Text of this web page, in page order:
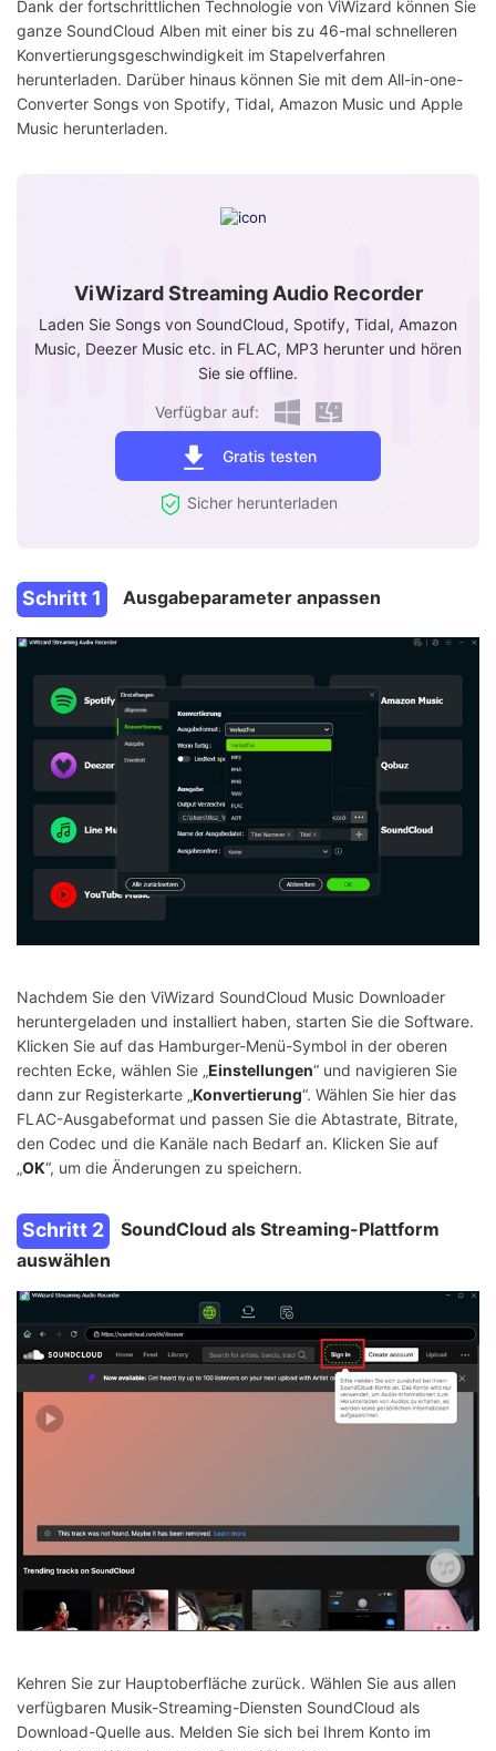
Dank der fortschrittlichen Technologie von ViWizard können Sie
ganze SoundCloud Alben mit einer bis zu 46-mal schnelleren
Konvertierungsgeschwindigkeit im Stapelverfahren
herunterladen. Darüber hinaus können Sie mit dem All-in-one-
Converter Songs von Spotify, Tidal, Amazon Music und Apple
Music herunterladen.
ViWizard Streaming Audio Recorder
Laden Sie Songs von SoundCloud, Spotify, Tidal, Amazon
Music, Deezer Music etc. in FLAC, MP3 herunter und hören
Sie sie offline.
Verfügbar auf:
Gratis testen
Sicher herunterladen
Schritt 1 Ausgabeparameter anpassen
Nachdem Sie den ViWizard SoundCloud Music Downloader
heruntergeladen und installiert haben, starten Sie die Software.
Klicken Sie auf das Hamburger-Menü-Symbol in der oberen
rechten Ecke, wählen Sie „Einstellungen“ und navigieren Sie
dann zur Registerkarte „Konvertierung“. Wählen Sie hier das
FLAC-Ausgabeformat und passen Sie die Abtastrate, Bitrate,
den Codec und die Kanäle nach Bedarf an. Klicken Sie auf
„OK“, um die Änderungen zu speichern.
Schritt 2
SoundCloud als Streaming-Plattform
auswählen
Kehren Sie zur Hauptoberfläche zurück. Wählen Sie aus allen
verfügbaren Musik-Streaming-Diensten SoundCloud als
Download-Quelle aus. Melden Sie sich bei Ihrem Konto im